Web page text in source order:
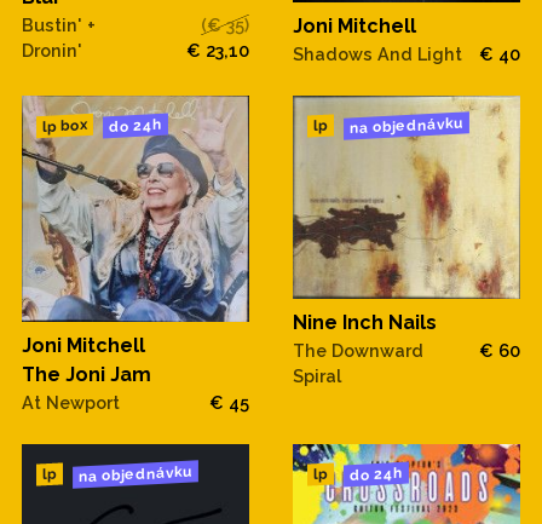
Bustin' +
Dronin'
(€ 35)
€ 23,10
Joni Mitchell
Shadows And Light € 40
lp box do 24h
Joni Mitchell
The Joni Jam
At Newport € 45
lp na objednávku
Nine Inch Nails
The Downward
Spiral
€ 60
lp na objednávku lp do 24h